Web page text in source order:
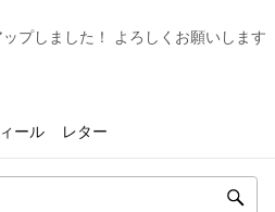
ップしました！ よろしくお願いします
ール レター